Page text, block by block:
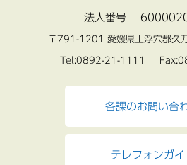
法人番号
〒791-1201 愛媛県上浮穴郡久
Tel:0892-21-1111
各課のお問い合
テレフォンガイ